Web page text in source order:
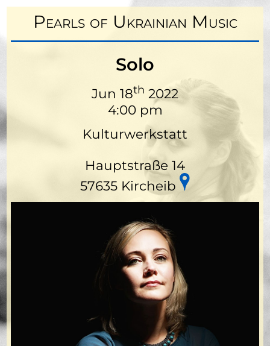
Pearls of Ukrainian Music
Solo
Jun 18th 2022
4:00 pm
Kulturwerkstatt
Hauptstraße 14
57635 Kircheib